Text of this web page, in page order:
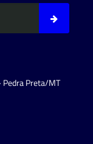
Pedra Preta/MT